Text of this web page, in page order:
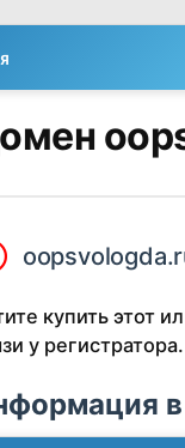
купить этот
у регистратора.
в